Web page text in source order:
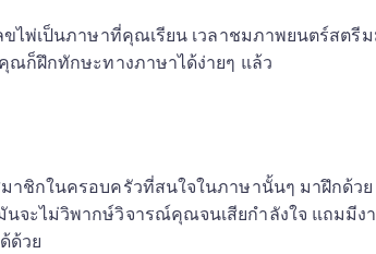
ขไพ่เป็นภาษาที่คุณเรียน เวลาชมภาพยนตร์สต
ณก็ฝึกทักษะทางภาษาได้ง่ายๆ แล้ว
ชิกในครอบครัวที่สนใจในภาษานั้นๆ มาฝึกด้วย
จะไม่วิพากษ์วิจารณ์คุณจนเสียกำลังใจ แถมมีง
ด้วย